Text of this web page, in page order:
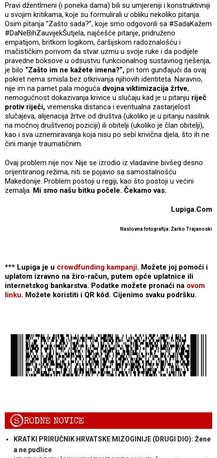
Pravi džentlmeni (i poneka dama) bili su umjereniji i konstruktivniji
u svojim kritikama, koje su formulirali u obliku nekoliko pitanja.
Osim pitanja “Zašto sada?”, koje smo odgovorili sa #SadaKažem
#DaNeBihZauvijekŠutjela, najčešće pitanje, pridruženo
empatijom, britkom logikom, čaršijskom radoznalošću i
mačističkim porivom da stvar uzmu u svoje ruke i da podijele
pravedne boksove u odsustvu funkcionalnog sustavnog rješenja,
je bilo “Zašto im ne kažete imena?”, pri tom gunđajući da ovaj
pokret nema smisla bez otkrivanja njihovih identiteta. Naravno,
nije im na pamet pala moguća dvojna viktimizacija žrtve,
nemogućnost dokazivanja krivice u slučaju kad je u pitanju riječ
protiv riječi, vremenska distanca i eventualna zastarjelost
slučajeva, alijenacija žrtve od društva (ukoliko je u pitanju nasilnik
na moćnoj društvenoj poziciji) ili obitelji (ukoliko je član obitelji),
kao i sva uznemiravanja koja nisu po sebi krivična djela, što ih ne
čini manje traumatičnim.
Ovaj problem nije nov. Nije se izrodio iz vladavine bivšeg desno
orijentiranog režima, niti se pojavio sa samostalnošću
Makedonije. Problem postoji u regiji, kao što postoji u većini
zemalja. Mi smo našu bitku počele. Čekamo vas.
Lupiga.Com
Naslovna fotografija: Žarko Trajanoski
*** Lupiga je u crowdfunding kampanji. Možete joj pomoći i
uplatom izravno na žiro-račun, putem opće uplatnice ili
internetskog bankarstva. Podatke možete pronaći na ovom
linku. Možete koristiti i QR kôd. Cijenimo svaku podršku.
SRODNE NOVICE
KRATKI PRIRUČNIK HRVATSKE MIZOGINIJE (DRUGI DIO): Žene
a ne pudlice